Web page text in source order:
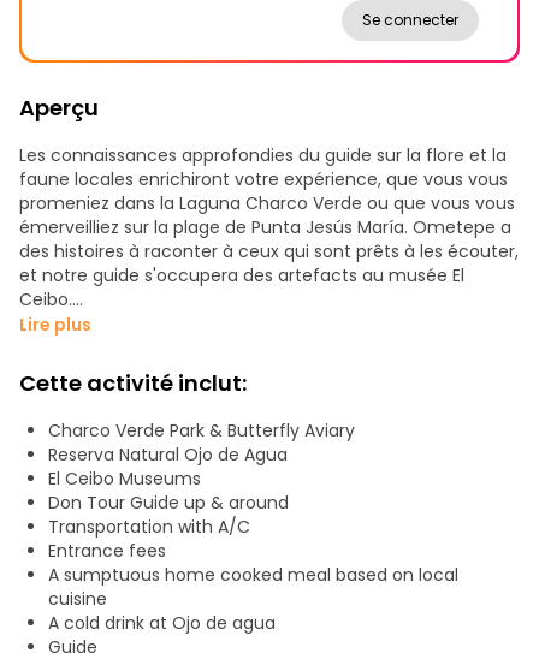
Se connecter
Aperçu
Les connaissances approfondies du guide sur la flore et la
faune locales enrichiront votre expérience, que vous vous
promeniez dans la Laguna Charco Verde ou que vous vous
émerveilliez sur la plage de Punta Jesús María. Ometepe a
des histoires à raconter à ceux qui sont prêts à les écouter,
et notre guide s'occupera des artefacts au musée El
Ceibo.
repas maison basé sur la cuisine locale. Ojo de Agua, une
source naturelle de minéraux provenant du volcan
Concepción, est un endroit spécial pour rencontrer de
nouveaux amis et rajeunir votre esprit.
Nous pouvons venir vous chercher n'importe où sur
Ometepe. Si l'excursion est réservée pour une seule
personne, la prise en charge se fera en moto ; pour plus
d'une personne, nous utiliserons une voiture ou une
camionnette.
Lire plus
Cette activité inclut:
Charco Verde Park & Butterfly Aviary
Reserva Natural Ojo de Agua
El Ceibo Museums
Don Tour Guide up & around
Transportation with A/C
Entrance fees
A sumptuous home cooked meal based on local
cuisine
A cold drink at Ojo de agua
Guide